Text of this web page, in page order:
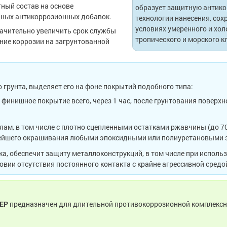
образует защитную
технологии нанесения,
условиях умеренного и
тропического и морского
состав на основе
антикоррозионных добавок.
увеличить срок службы
коррозии на загрунтованной
выделяет его на фоне покрытий подобного типа:
покрытие всего, через 1 час, после грунтования
в том числе с плотно сцепленными остатками ржавчины (до
окрашивания любыми эпоксидными или полиуретановыми
обеспечит защиту металлоконструкций, в том числе при
отсутствия постоянного контакта с крайне агрессивной
предназначен для длительной противокоррозионной